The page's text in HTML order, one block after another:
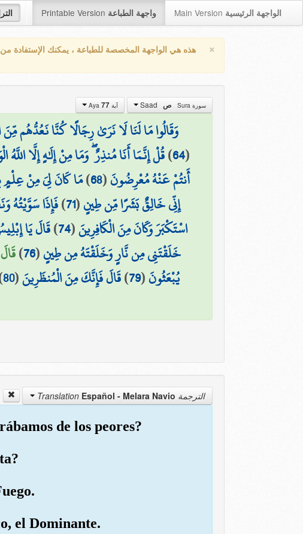
Printable Version واجهة الطباعة Main Version الواجهة الرئيسية
× هذه هي الواجهة المخصصة للطباعة ، يمكنك الإستفادة
سورة Sura ص آية Aya 77
وَقَالُوا مَا لَنَا لَا نَرَىٰ رِجَالًا كُنَّا نَعُدُّهُم
(
64
)قُلْ إِنَّمَا أَنَا مُنذِرٌ ۖ وَمَا مِنْ إِلَٰهٍ إِلَّا اللَّهُ
أَنتُمْ عَنْهُ مُعْرِضُونَ(
68
)مَا كَانَ لِيَ مِنْ عِلْمٍ
إِنِّي خَالِقٌ بَشَرًا مِّن طِينٍ(
71
)فَإِذَا
اسْتَكْبَرَ وَكَانَ مِنَ الْكَافِرِينَ(
74
)قَالَ يَا
خَلَقْتَنِي مِن نَّارٍ وَخَلَقْتَهُ مِن طِينٍ(
76
)
يُبْعَثُونَ(
79
)قَالَ فَإِنَّكَ مِنَ الْمُنظَرِينَ(
80
الترجمة Translation Español - Melara Navio
de los peores?
el Dominante.